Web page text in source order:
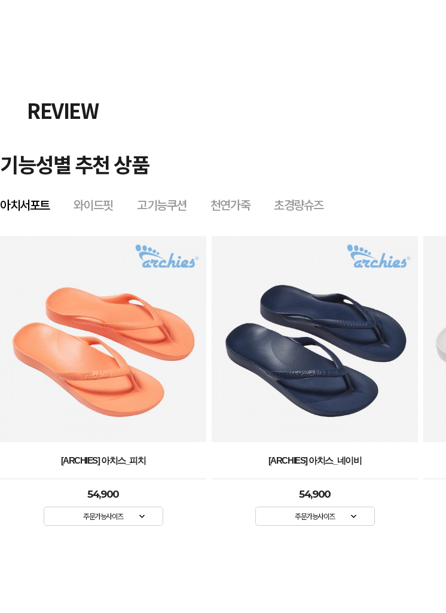
REVIEW
기능성별 추천 상품
아치서포트 와이드핏 고기능쿠션 천연가죽 초경량슈즈
[ARCHIES] 아치스_네이비
54,900
주문가능사이즈
[ARCHIES] 아치스_화이트
54,900
주문가능사이즈